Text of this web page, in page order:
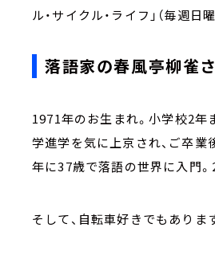
ル・サイクル・ライフ」（毎週
落語家の春風亭柳雀
1971年のお生まれ。小学校2年
学進学を気に上京され、ご卒業
年に37歳で落語の世界に入門。
そして、自転車好きでもありま